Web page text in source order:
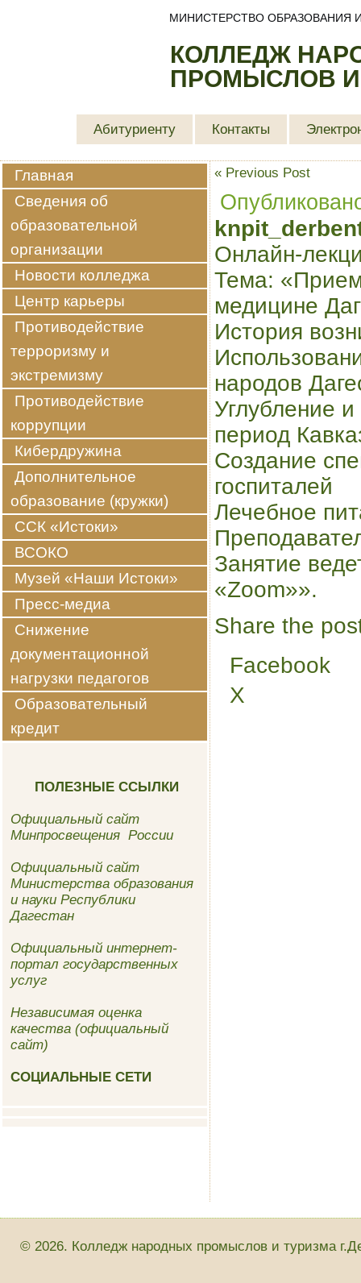
КОЛЛЕДЖ
ПРОМЫСЛОВ
МИНИСТЕРСТВО ОБРАЗОВАНИЯ
Абитуриенту Контакты
Главная
Сведения об
образовательной
организации
Новости колледжа
Центр карьеры
Противодействие
терроризму и
экстремизму
Противодействие
коррупции
Кибердружина
Дополнительное
образование (кружки)
ССК «Истоки»
ВСОКО
Музей «Наши Истоки»
Пресс-медиа
Снижение
документационной
нагрузки педагогов
Образовательный
кредит
ПОЛЕЗНЫЕ ССЫЛКИ
Официальный сайт
Минпросвещения России
Официальный сайт
Министерства образования
и науки Республики
Дагестан
Официальный интернет-
портал государственных
услуг
Независимая оценка
качества (официальный
сайт)
СОЦИАЛЬНЫЕ СЕТИ
« Previous Post
Онлайн-
Тема:
медицине
История
народов
Углубление
период
Создание
госпиталей
Лечебное
Занятие
«Zoom»».
Share the
Facebook
X
© 2026. Колледж народных промыслов и туризма